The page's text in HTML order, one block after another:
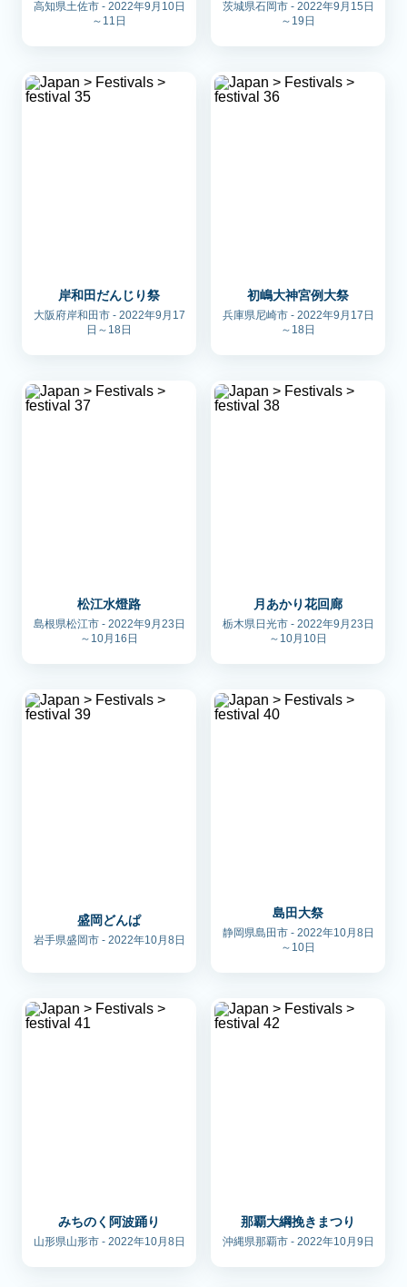
高知県土佐市 - 2022年9月10日
～11日
茨城県石岡市 - 2022年9月15日
～19日
岸和田だんじり祭
大阪府岸和田市 - 2022年9月17
日～18日
初嶋大神宮例大祭
兵庫県尼崎市 - 2022年9月17日
～18日
松江水燈路
島根県松江市 - 2022年9月23日
～10月16日
月あかり花回廊
栃木県日光市 - 2022年9月23日
～10月10日
盛岡どんぱ
岩手県盛岡市 - 2022年10月8日
島田大祭
静岡県島田市 - 2022年10月8日
～10日
みちのく阿波踊り
山形県山形市 - 2022年10月8日
那覇大綱挽きまつり
沖縄県那覇市 - 2022年10月9日